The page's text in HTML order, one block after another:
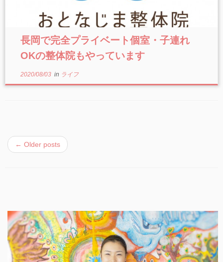
長岡で完全プライベート個室・子連れ
OKの整体院もやっています
2020/08/03in ライフ
← Older posts